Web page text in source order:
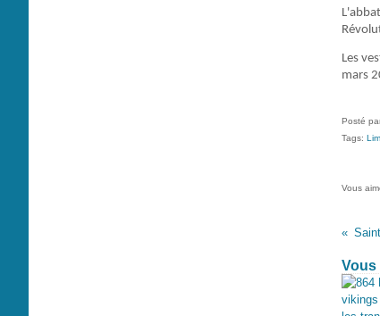
Les
mars
Posté
Tags:
Vous
Vous